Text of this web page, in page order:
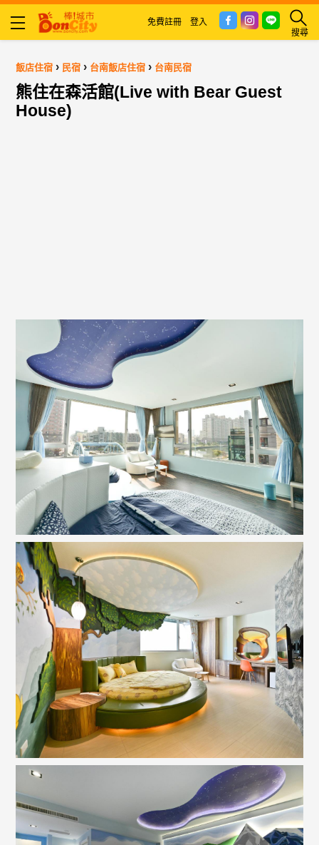
搜尋
免費註冊 登入
飯店住宿 › 民宿 › 台南飯店住宿 › 台南民宿
熊住在森活館(Live with Bear Guest
House)